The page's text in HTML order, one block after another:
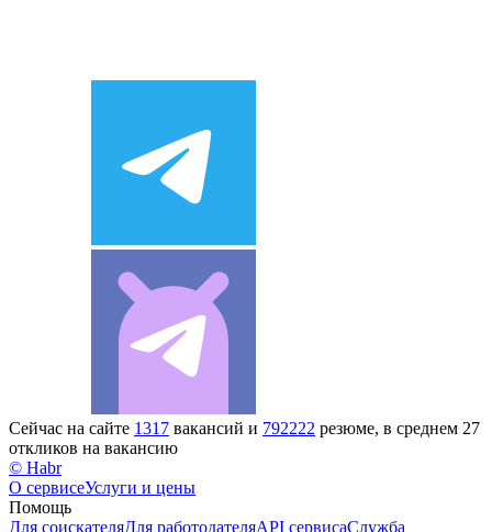
Сейчас на сайте 1317 вакансий и 792222 резюме, в среднем 27
откликов на вакансию
© Habr
О сервисеУслуги и цены
Помощь
Для соискателяДля работодателяAPI сервисаСлужба